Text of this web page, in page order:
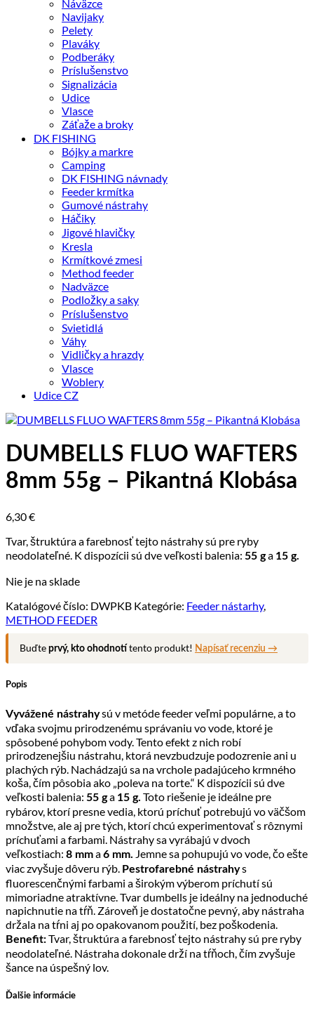
Náväzce
Navijaky
Pelety
Plaváky
Podberáky
Príslušenstvo
Signalizácia
Udice
Vlasce
Záťaže a broky
DK FISHING
Bójky a markre
Camping
DK FISHING návnady
Feeder krmítka
Gumové nástrahy
Háčiky
Jigové hlavičky
Kresla
Krmítkové zmesi
Method feeder
Nadväzce
Podložky a saky
Príslušenstvo
Svietidlá
Váhy
Vidličky a hrazdy
Vlasce
Woblery
Udice CZ
DUMBELLS FLUO WAFTERS
8mm 55g – Pikantná Klobása
6,30€
Tvar, štruktúra a farebnosť tejto nástrahy sú pre ryby
neodolateľné. K dispozícii sú dve veľkosti balenia: 55 ga 15 g.
Nie je na sklade
Katalógové číslo: DWPKB Kategórie: Feeder nástarhy,
METHOD FEEDER
Buďte prvý, kto ohodnotítento produkt! Napísať recenziu →
Popis
Vyvážené nástrahysú v metóde feeder veľmi populárne, a to
vďaka svojmu prirodzenému správaniu vo vode, ktoré je
spôsobené pohybom vody. Tento efekt z nich robí
prirodzenejšiu nástrahu, ktorá nevzbudzuje podozrenie ani u
plachých rýb. Nachádzajú sa na vrchole padajúceho krmného
koša, čím pôsobia ako „poleva na torte.“ K dispozícii sú dve
veľkosti balenia: 55 ga 15 g. Toto riešenie je ideálne pre
rybárov, ktorí presne vedia, ktorú príchuť potrebujú vo väčšom
množstve, ale aj pre tých, ktorí chcú experimentovať s rôznymi
príchuťami a farbami. Nástrahy sa vyrábajú v dvoch
veľkostiach: 8 mma6 mm. Jemne sa pohupujú vo vode, čo ešte
viac zvyšuje dôveru rýb. Pestrofarebné nástrahys
fluorescenčnými farbami a širokým výberom príchutí sú
mimoriadne atraktívne. Tvar dumbells je ideálny na jednoduché
napichnutie na tŕň. Zároveň je dostatočne pevný, aby nástraha
držala na tŕni aj po opakovanom použití, bez poškodenia.
Benefit:Tvar, štruktúra a farebnosť tejto nástrahy sú pre ryby
neodolateľné. Nástraha dokonale drží na tŕňoch, čím zvyšuje
šance na úspešný lov.
Ďalšie informácie